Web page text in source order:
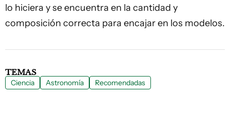
lo hiciera y se encuentra en la cantidad y
composición correcta para encajar en los modelos.
TEMAS
Ciencia Astronomía Recomendadas